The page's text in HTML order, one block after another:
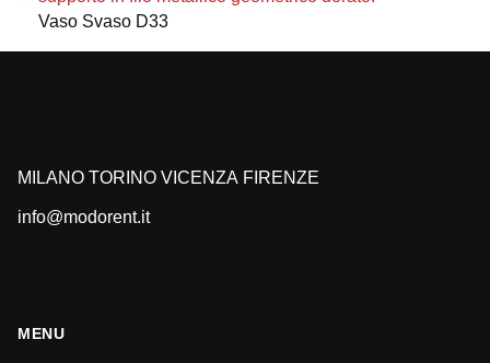
Vaso Svaso D33
MILANO TORINO VICENZA FIRENZE
info@modorent.it
MENU